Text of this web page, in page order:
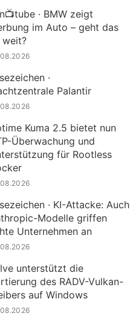
· BMW zeigt
im Auto – geht das
weit?
·
Palantir
Kuma 2.5 bietet nun
Überwachung und
für Rootless
· KI-Attacke: Auch
Modelle griffen
Unternehmen an
unterstützt die
des RADV-Vulkan-
auf Windows